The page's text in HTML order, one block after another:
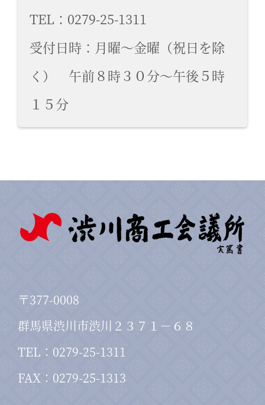
TEL：0279-25-1311
受付日時：月曜～金曜（祝日を除
く） 午前８時３０分～午後５時
１５分
〒377-0008
群馬県渋川市渋川２３７１－６８
TEL：0279-25-1311
FAX：0279-25-1313